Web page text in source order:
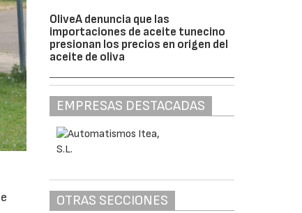
OliveA denuncia que las
importaciones de aceite tunecino
presionan los precios en origen del
aceite de oliva
EMPRESAS DESTACADAS
OTRAS SECCIONES